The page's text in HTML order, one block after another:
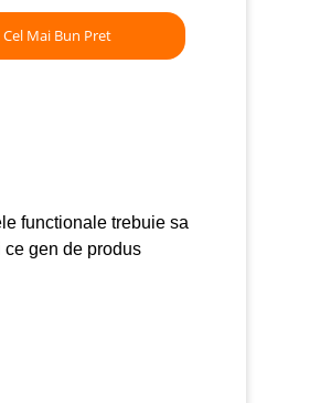
Cel Mai Bun Pret
functionale trebuie sa
gen de produs